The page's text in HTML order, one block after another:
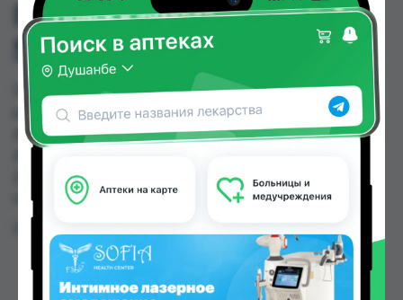
ГАЛАВИТ СУПП.РЕКТ.
50МГ №5
ГАЛАВИТ СУПП.РЕКТ. 50МГ №5 можно купить
или заказать в аптеках, Абубакри Карим,
Авиценна, АЗИЗ ВАКО , Алишер-К, Аптека + 24/7,
220.00 TJS до 281.80 TJS в Душанбе и других
городах Таджикистана